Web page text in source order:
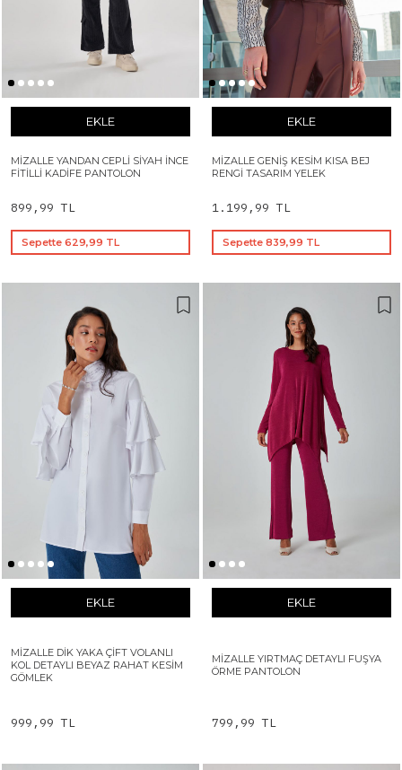
EKLE
MIZALLE YANDAN CEPLI SIYAH İNCE
FITILLI KADIFE PANTOLON
899,99 TL
Sepette 629,99 TL
EKLE
MIZALLE GENIŞ KESIM KISA BEJ
RENGI TASARIM YELEK
1.199,99 TL
Sepette 839,99 TL
EKLE
MIZALLE DIK YAKA ÇIFT VOLANLI
KOL DETAYLI BEYAZ RAHAT KESIM
GÖMLEK
999,99 TL
EKLE
MIZALLE YIRTMAÇ DETAYLI FUŞYA
ÖRME PANTOLON
799,99 TL